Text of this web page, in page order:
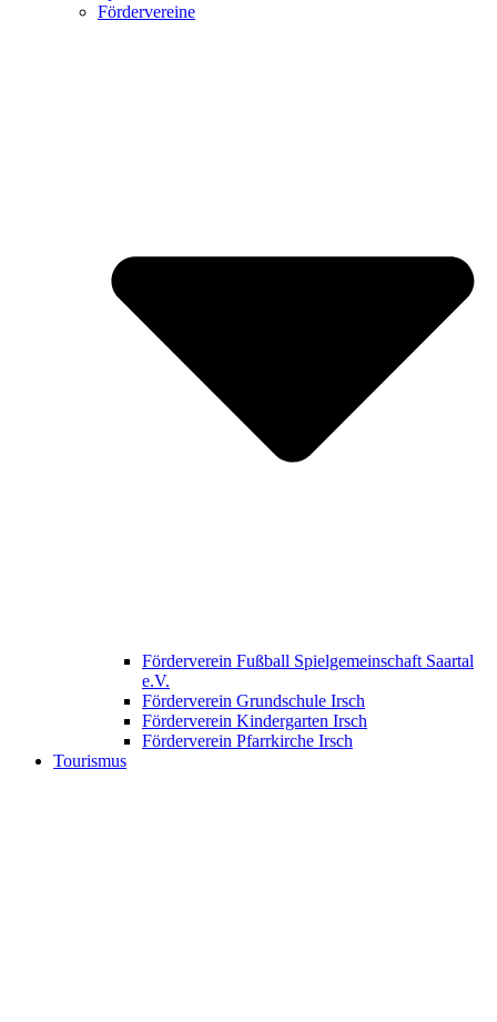
Fördervereine
Förderverein Fußball Spielgemeinschaft Saartal
e.V.
Förderverein Grundschule Irsch
Förderverein Kindergarten Irsch
Förderverein Pfarrkirche Irsch
Tourismus